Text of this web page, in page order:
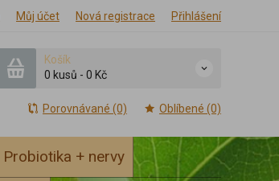
Můj účet Nová registrace Přihlášení
Košík
0 kusů - 0 Kč
Porovnávané (0) Oblíbené (0)
Probiotika + nervy